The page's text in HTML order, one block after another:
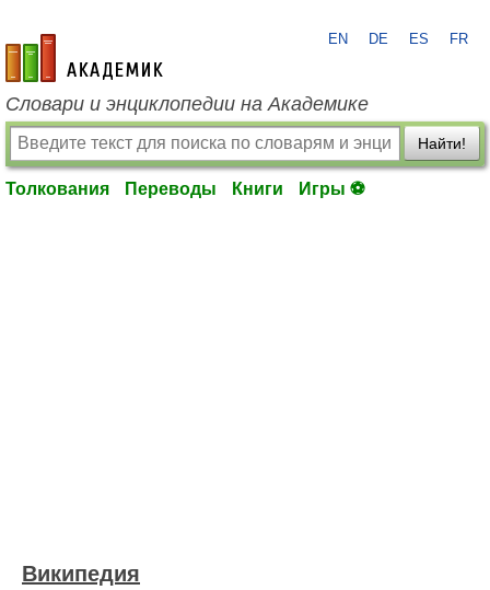
academic.ru
EN DE ES FR
Словари и энциклопедии на Академике
Найти!
Толкования Переводы Книги Игры ⚽
Википедия